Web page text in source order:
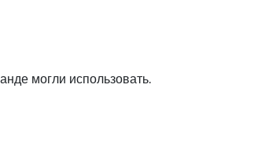
могли использовать.